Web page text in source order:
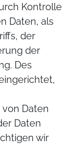
Kontrolle
Daten, als
der
der
Des
Daten
Daten
wir